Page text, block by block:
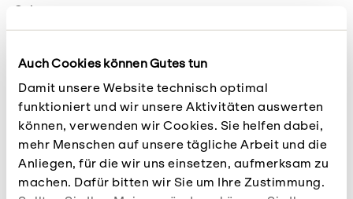
Auch Cookies können Gutes tun
Damit unsere Website technisch optimal
funktioniert und wir unsere Aktivitäten auswerten
können, verwenden wir Cookies. Sie helfen dabei,
mehr Menschen auf unsere tägliche Arbeit und die
Anliegen, für die wir uns einsetzen, aufmerksam zu
machen. Dafür bitten wir Sie um Ihre Zustimmung.
Suisse.